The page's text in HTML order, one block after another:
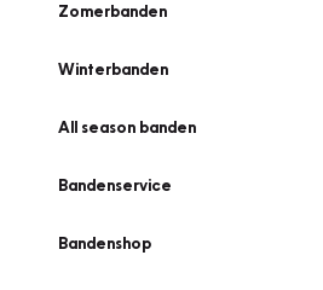
Zomerbanden
Winterbanden
All season banden
Bandenservice
Bandenshop